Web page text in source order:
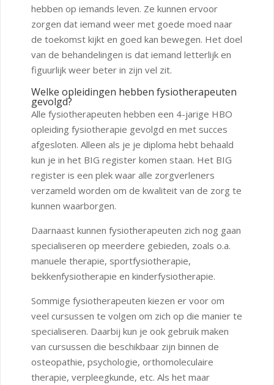
hebben op iemands leven. Ze kunnen ervoor
zorgen dat iemand weer met goede moed naar
de toekomst kijkt en goed kan bewegen. Het doel
van de behandelingen is dat iemand letterlijk en
figuurlijk weer beter in zijn vel zit.
Welke opleidingen hebben fysiotherapeuten
gevolgd?
Alle fysiotherapeuten hebben een 4-jarige HBO
opleiding fysiotherapie gevolgd en met succes
afgesloten. Alleen als je je diploma hebt behaald
kun je in het BIG register komen staan. Het BIG
register is een plek waar alle zorgverleners
verzameld worden om de kwaliteit van de zorg te
kunnen waarborgen.
Daarnaast kunnen fysiotherapeuten zich nog gaan
specialiseren op meerdere gebieden, zoals o.a.
manuele therapie, sportfysiotherapie,
bekkenfysiotherapie en kinderfysiotherapie.
Sommige fysiotherapeuten kiezen er voor om
veel cursussen te volgen om zich op die manier te
specialiseren. Daarbij kun je ook gebruik maken
van cursussen die beschikbaar zijn binnen de
osteopathie, psychologie, orthomoleculaire
therapie, verpleegkunde, etc. Als het maar